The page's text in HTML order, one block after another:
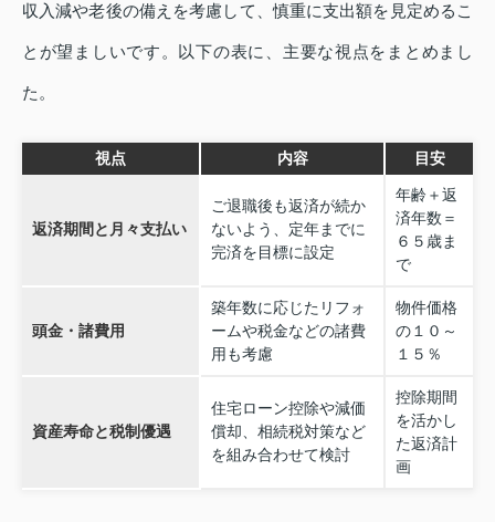
収入減や老後の備えを考慮して、慎重に支出額を見定めるこ
とが望ましいです。以下の表に、主要な視点をまとめまし
た。
視点 内容 目安
返済期間と月々支払い
ご退職後も返済が続か
ないよう、定年までに
完済を目標に設定
年齢＋返
済年数＝
６５歳ま
で
頭金・諸費用
築年数に応じたリフォ
ームや税金などの諸費
用も考慮
物件価格
の１０～
１５％
資産寿命と税制優遇
住宅ローン控除や減価
償却、相続税対策など
を組み合わせて検討
控除期間
を活かし
た返済計
画